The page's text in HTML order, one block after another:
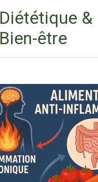
Diététique &
Bien-être